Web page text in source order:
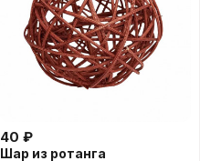
40 ₽
Шар из ротанга